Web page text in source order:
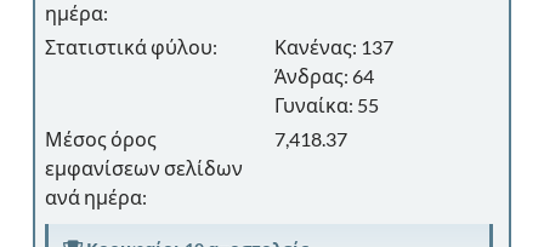
ημέρα:
Στατιστικά φύλου:
Κανένας: 137
Άνδρας: 64
Γυναίκα: 55
Μέσος όρος
εμφανίσεων σελίδων
ανά ημέρα:
7,418.37